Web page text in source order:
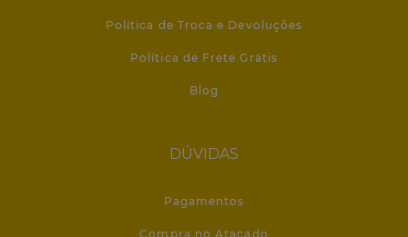
Política de Troca e Devoluções
Política de Frete Grátis
Blog
DÚVIDAS
Pagamentos
Compra no Atacado